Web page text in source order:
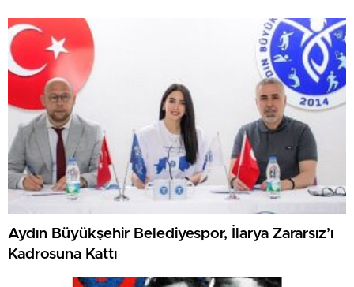
Aydın Büyükşehir Belediyespor, İlarya Zararsız’ı
Kadrosuna Kattı